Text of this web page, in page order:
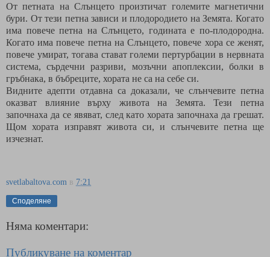
От петната на Слънцето произтичат големите магнетични
бури. От тези петна зависи и плодородието на Земята. Когато
има повече петна на Слънцето, годината е по-плодородна.
Когато има повече петна на Слънцето, повече хора се женят,
повече умират, тогава стават големи пертурбации в нервната
система, сърдечни разриви, мозъчни апоплексии, болки в
гръбнака, в бъбреците, хората не са на себе си.
Видните адепти отдавна са доказали, че слънчевите петна
оказват влияние върху живота на Земята. Тези петна
започнаха да се явяват, след като хората започнаха да грешат.
Щом хората изправят живота си, и слънчевите петна ще
изчезнат.
svetlabaltova.com в 7:21
Споделяне
Няма коментари:
Публикуване на коментар